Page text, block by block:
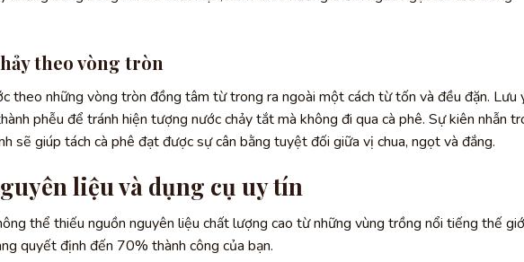
theo vòng tròn
theo những vòng tròn đồng tâm từ trong ra ngoài một cách từ tốn và đều đặn. Lưu
phễu để tránh hiện tượng nước chảy tắt mà không đi qua cà phê. Sự kiên nhẫn
sẽ giúp tách cà phê đạt được sự cân bằng tuyệt đối giữa vị chua, ngọt và đắng.
liệu và dụng cụ uy tín
thể thiếu nguồn nguyên liệu chất lượng cao từ những vùng trồng nổi tiếng thế
quyết định đến 70% thành công của bạn.